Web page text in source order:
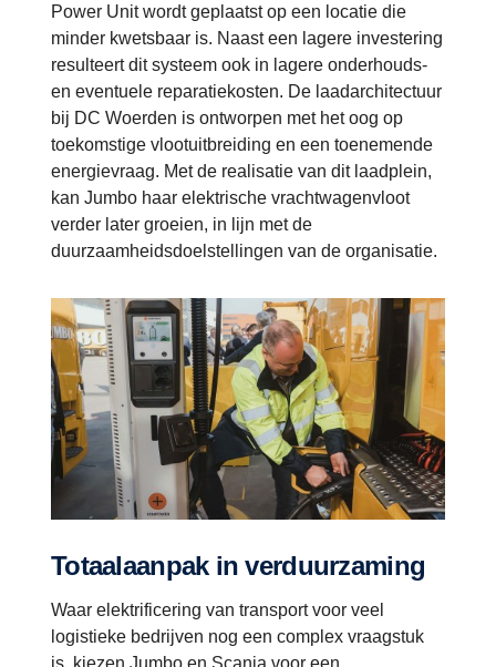
Power Unit wordt geplaatst op een locatie die
minder kwetsbaar is. Naast een lagere investering
resulteert dit systeem ook in lagere onderhouds-
en eventuele reparatiekosten. De laadarchitectuur
bij DC Woerden is ontworpen met het oog op
toekomstige vlootuitbreiding en een toenemende
energievraag. Met de realisatie van dit laadplein,
kan Jumbo haar elektrische vrachtwagenvloot
verder later groeien, in lijn met de
duurzaamheidsdoelstellingen van de organisatie.
Totaalaanpak in verduurzaming
Waar elektrificering van transport voor veel
logistieke bedrijven nog een complex vraagstuk
is, kiezen Jumbo en Scania voor een